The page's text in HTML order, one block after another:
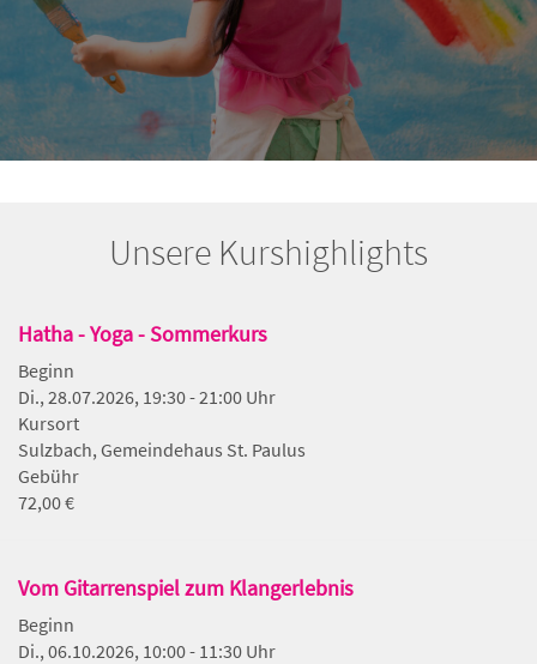
Unsere Kurshighlights
Hatha - Yoga - Sommerkurs
Beginn
Di., 28.07.2026, 19:30 - 21:00 Uhr
Kursort
Sulzbach, Gemeindehaus St. Paulus
Gebühr
72,00 €
Vom Gitarrenspiel zum Klangerlebnis
Beginn
Di., 06.10.2026, 10:00 - 11:30 Uhr